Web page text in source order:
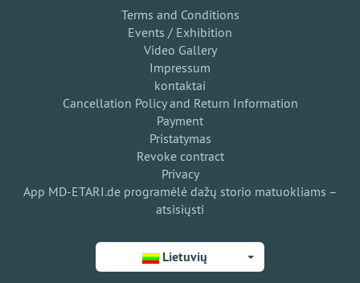
Terms and Conditions
Events / Exhibition
Video Gallery
Impressum
kontaktai
Cancellation Policy and Return Information
Payment
Pristatymas
Revoke contract
Privacy
App MD-ETARI.de programėlė dažų storio matuokliams –
atsisiųsti
Lietuvių